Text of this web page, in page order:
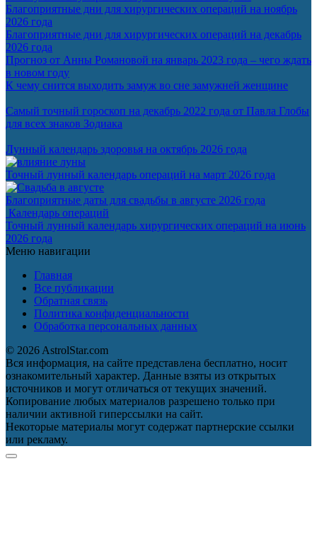
Благоприятные дни для хирургических операций на ноябрь
2026 года
Благоприятные дни для хирургических операций на декабрь
2026 года
Прогноз от Анны Романовой на январь 2023 года – чего ждать
в новом году
К чему снится выходить замуж во сне замужней женщине
Самый точный гороскоп на декабрь 2022 года от Павла Глобы
для всех знаков Зодиака
Лунный календарь здоровья на октябрь 2026 года
Точный лунный календарь операций на март 2026 года
Благоприятные даты для свадьбы в августе 2026 года
Календарь операций
Точный лунный календарь хирургических операций на июнь
2026 года
Меню навигации
Главная
Все публикации
Обратная связь
Политика конфиденциальности
Обработка персональных данных
© 2026 AstrolStar.com
Вся информация, на сайте представлена бесплатно, носит
ознакомительный характер. Данные взяты из открытых
источников и могут отличаться от текущих значений.
Копирование любых материалов разрешено только при
наличии активной гиперссылки на сайт.
Некоторые материалы могут содержат партнерские ссылки
или рекламу.